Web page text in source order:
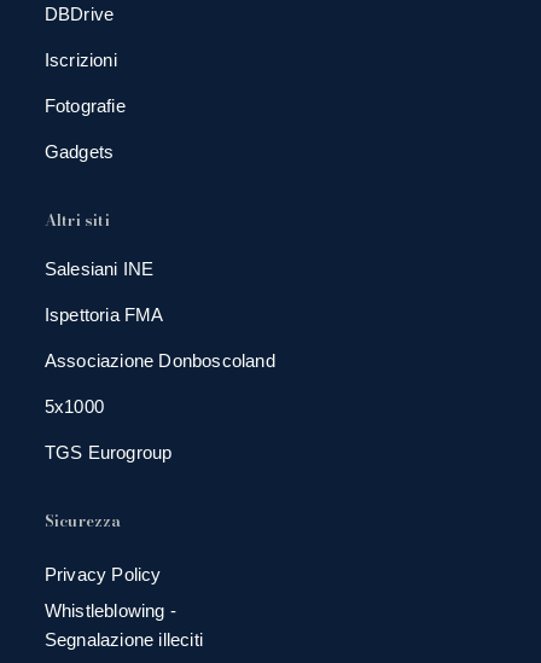
DBDrive
Iscrizioni
Fotografie
Gadgets
Altri siti
Salesiani INE
Ispettoria FMA
Associazione Donboscoland
5x1000
TGS Eurogroup
Sicurezza
Privacy Policy
Whistleblowing -
Segnalazione illeciti